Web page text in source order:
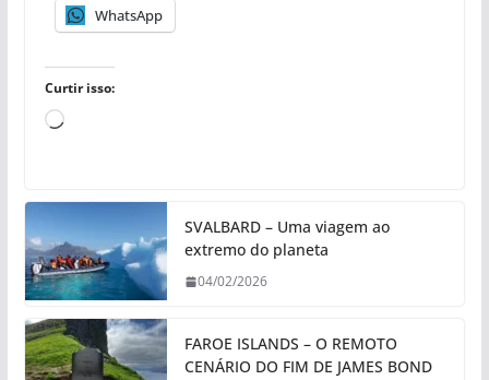
WhatsApp
Curtir isso:
C
r
e
g
a
d
o
SVALBARD – Uma viagem ao
extremo do planeta
04/02/2026
FAROE ISLANDS – O REMOTO
CENÁRIO DO FIM DE JAMES BOND